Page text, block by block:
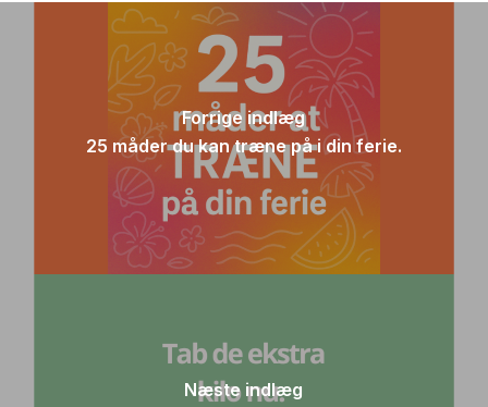
Forrige indlæg
25 måder du kan træne på i din ferie.
Næste indlæg